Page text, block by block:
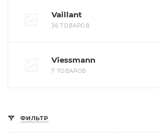
Vaillant
36 ТОВАРОВ
Viessmann
7 ТОВАРОВ
ФИЛЬТР